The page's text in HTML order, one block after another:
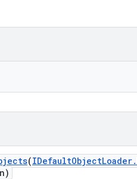
(IDefaultObjectLoader.